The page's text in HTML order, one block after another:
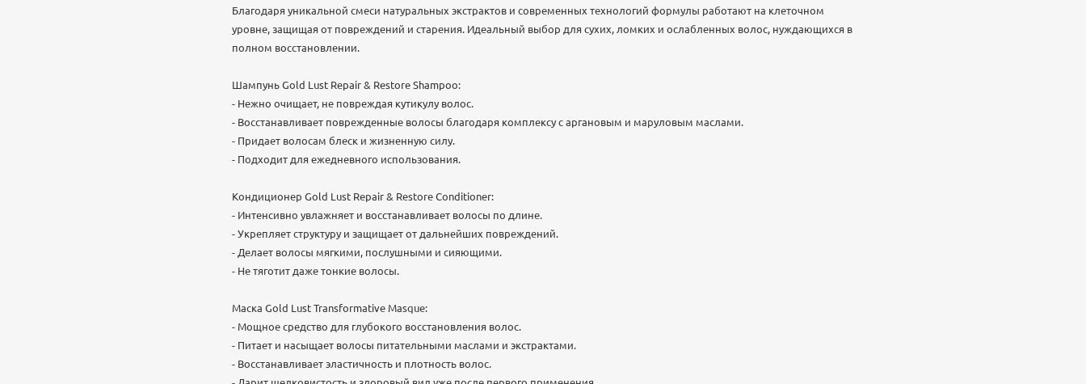
Благодаря уникальной смеси натуральных экстрактов и современных технологий формулы работают на клеточном
уровне, защищая от повреждений и старения. Идеальный выбор для сухих, ломких и ослабленных волос, нуждающихся в
полном восстановлении.
Шампунь Gold Lust Repair & Restore Shampoo:
- Нежно очищает, не повреждая кутикулу волос.
- Восстанавливает поврежденные волосы благодаря комплексу с аргановым и маруловым маслами.
- Придает волосам блеск и жизненную силу.
- Подходит для ежедневного использования.
Кондиционер Gold Lust Repair & Restore Conditioner:
- Интенсивно увлажняет и восстанавливает волосы по длине.
- Укрепляет структуру и защищает от дальнейших повреждений.
- Делает волосы мягкими, послушными и сияющими.
- Не тяготит даже тонкие волосы.
Маска Gold Lust Transformative Masque:
- Мощное средство для глубокого восстановления волос.
- Питает и насыщает волосы питательными маслами и экстрактами.
- Восстанавливает эластичность и плотность волос.